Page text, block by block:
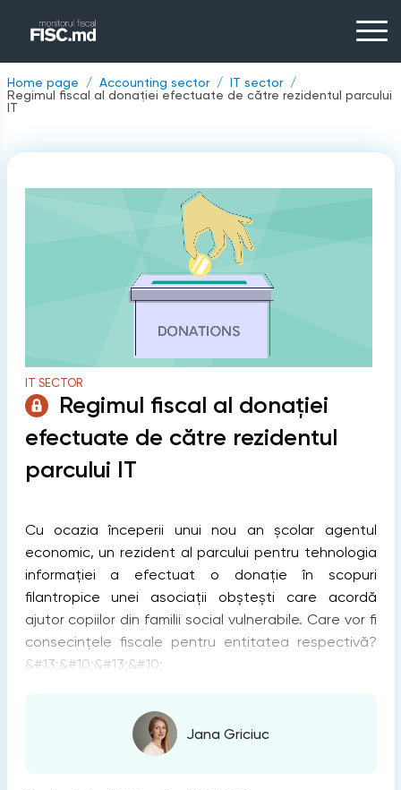
Home page Accounting sector
IT sector
Regimul fiscal al donației efectuate de către rezidentul parcului
IT
IT SECTOR
Regimul fiscal al donației
efectuate de către rezidentul
parcului IT
Cu ocazia începerii unui nou an școlar agentul
economic, un rezident al parcului pentru tehnologia
informației a efectuat o donație în scopuri
filantropice unei asociații obștești care acordă
ajutor copiilor din familii social vulnerabile. Care vor fi
consecințele fiscale pentru entitatea respectivă?
&#13;&#10;&#13;&#10;
Jana Griciuc